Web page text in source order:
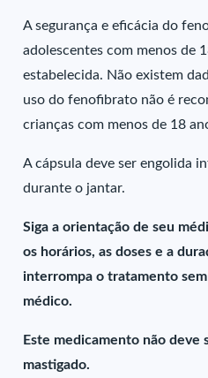
A segurança e eficácia do
adolescentes com menos de
estabelecida. Não existem
uso do fenofibrato não é
crianças com menos de 18
A cápsula deve ser engolida
durante o jantar.
Siga a orientação de seu
os horários, as doses e a
interrompa o tratamento
médico.
Este medicamento não deve
mastigado.